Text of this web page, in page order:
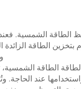
الطاقة الشمسية.
بتخزين الطاقة
لطاقة الطاقة
عند الحاجة.